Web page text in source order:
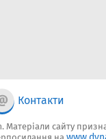
Контакти
сайту